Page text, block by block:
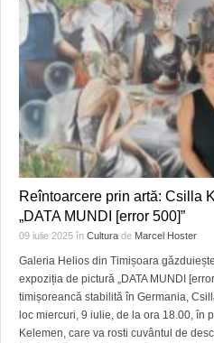
Reîntoarcere prin artă: Csilla
„DATA MUNDI [error 500]”
09 iulie 2025 în Cultura de Marcel Hoster
Galeria Helios din Timișoara
expoziția de pictură „DATA MUNDI
timișoreancă stabilită în Germania,
loc miercuri, 9 iulie, de la ora 18.00, în
Kelemen, care va rosti cuvântul de